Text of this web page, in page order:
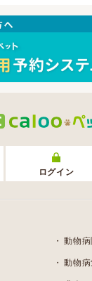
ログイン
動物
動物